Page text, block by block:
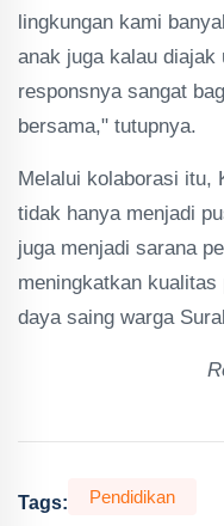
lingkungan kami
anak juga kalau diajak
responsnya sangat
bersama," tutupnya.
Melalui kolaborasi itu,
tidak hanya menjadi
juga menjadi sarana
meningkatkan
daya saing warga
Tags: Pendidikan